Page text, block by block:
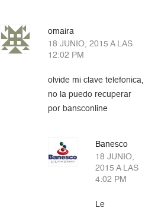
omaira
18 JUNIO, 2015 A LAS
12:02 PM
olvide mi clave telefonica,
no la puedo recuperar
por bansconline
Banesco
18 JUNIO,
2015 A LAS
4:02 PM
Le